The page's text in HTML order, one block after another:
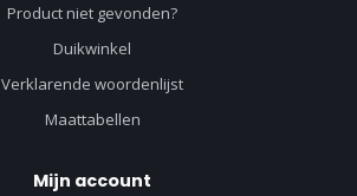
Product niet gevonden?
Duikwinkel
Verklarende woordenlijst
Maattabellen
Mijn account